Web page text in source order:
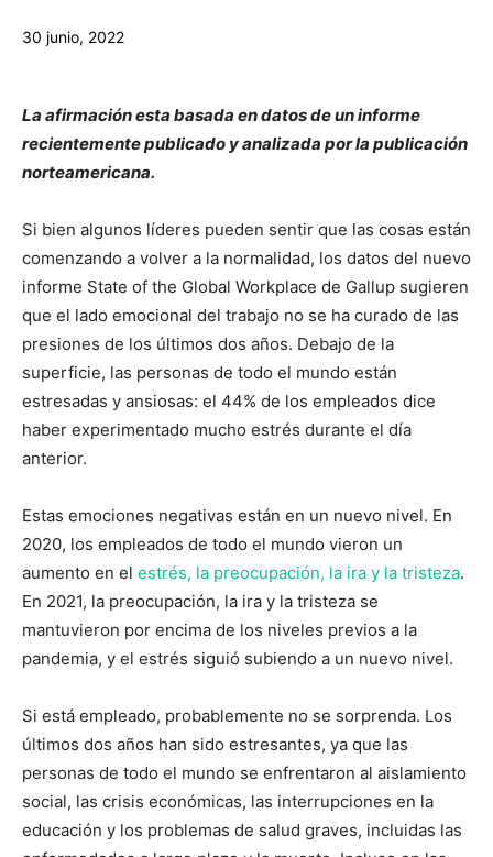
30 junio, 2022
La afirmación esta basada en datos de un informe
recientemente publicado y analizada por la publicación
norteamericana.
Si bien algunos líderes pueden sentir que las cosas están
comenzando a volver a la normalidad, los datos del nuevo
informe State of the Global Workplace de Gallup sugieren
que el lado emocional del trabajo no se ha curado de las
presiones de los últimos dos años. Debajo de la
superficie, las personas de todo el mundo están
estresadas y ansiosas: el 44% de los empleados dice
haber experimentado mucho estrés durante el día
anterior.
Estas emociones negativas están en un nuevo nivel. En
2020, los empleados de todo el mundo vieron un
aumento en el estrés, la preocupación, la ira y la tristeza.
En 2021, la preocupación, la ira y la tristeza se
mantuvieron por encima de los niveles previos a la
pandemia, y el estrés siguió subiendo a un nuevo nivel.
Si está empleado, probablemente no se sorprenda. Los
últimos dos años han sido estresantes, ya que las
personas de todo el mundo se enfrentaron al aislamiento
social, las crisis económicas, las interrupciones en la
educación y los problemas de salud graves, incluidas las